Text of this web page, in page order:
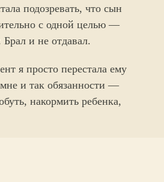
подозревать, что сын
с одной целью —
Брал и не отдавал.
я просто перестала ему
и так обязанности —
накормить ребенка,